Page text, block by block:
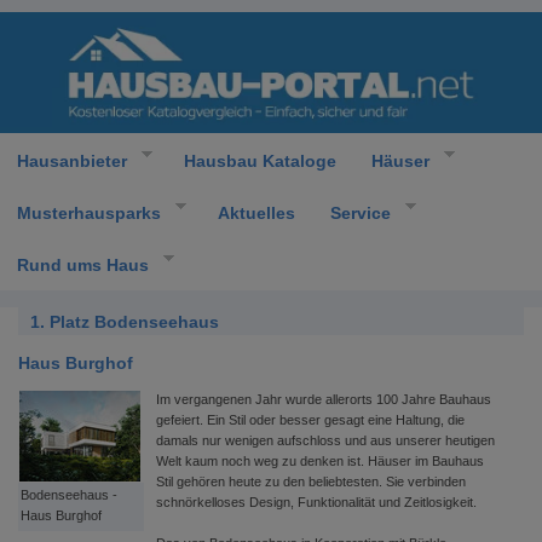
Hausanbieter Hausbau Kataloge Häuser
Musterhausparks Aktuelles Service
Rund ums Haus
1. Platz Bodenseehaus
Haus Burghof
Bodenseehaus -
Haus Burghof
Im vergangenen Jahr wurde allerorts 100 Jahre Bauhaus
gefeiert. Ein Stil oder besser gesagt eine Haltung, die
damals nur wenigen aufschloss und aus unserer heutigen
Welt kaum noch weg zu denken ist. Häuser im Bauhaus
Stil gehören heute zu den beliebtesten. Sie verbinden
schnörkelloses Design, Funktionalität und Zeitlosigkeit.